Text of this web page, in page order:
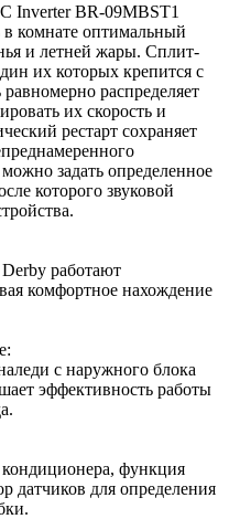
Inverter BR-09MBST1
в комнате оптимальный
и летней жары. Сплит-
их которых крепится с
распределяет
их скорость и
рестарт сохраняет
задать определенное
которого звуковой
работают
комфортное нахождение
с наружного блока
эффективность работы
функция
датчиков для определения